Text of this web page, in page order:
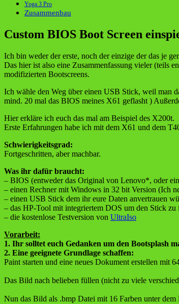
Yoga 3 Pro
Zusammenbau
Custom BIOS Boot Screen
Ich bin weder der erste, noch der einzige der das je
Das hier ist also eine Zusammenfassung vieler (teils
modifizierten Bootscreens.
Ich wähle den Weg über einen USB Stick, weil man
mind. 20 mal das BIOS meines X61 geflasht )
Hier erkläre ich euch das mal am Beispiel des X200t.
Erste Erfahrungen habe ich mit dem X61 und dem
Schwierigkeitsgrad:
Fortgeschritten, aber machbar.
Was ihr dafür braucht:
– BIOS (entweder das Original von Lenovo*, oder
– einen Rechner mit Windows in 32 bit Version (Ich
– einen USB Stick dem ihr eure Daten anvertrauen
– das HP-Tool mit integriertem DOS um den Stick
– die kostenlose Testversion von UltraIso
Vorarbeit:
1. Ihr solltet euch Gedanken um den Bootsplash
2. Eine geeignete Grundlage schaffen:
Paint starten und eine neues Dokument erstellen mit
Das Bild nach belieben füllen (nicht zu viele
Nun das Bild als .bmp Datei mit 16 Farben unter dem